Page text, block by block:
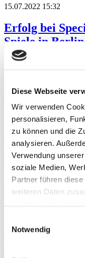
Diese Webseite
Wir verwenden
personalisieren,
zu können und die
analysieren.
Verwendung
soziale Medien,
Partner führen
weiteren Daten
Notwendig
15.07.2022 15:32
Erfolg bei
Spiele in
Tennisfinale
Leistungsklasse
15.07.2022 13:19
Austauschen,
am 23. Juli zu
Weiterlesen …
der Werkstätten laden
12.07.2022 13:16
Bye bye